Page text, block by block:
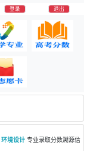
登录 退出
环境设计 专业录取分数溯源信